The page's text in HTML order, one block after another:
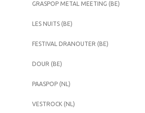
GRASPOP METAL MEETING (BE)
LES NUITS (BE)
FESTIVAL DRANOUTER (BE)
DOUR (BE)
PAASPOP (NL)
VESTROCK (NL)